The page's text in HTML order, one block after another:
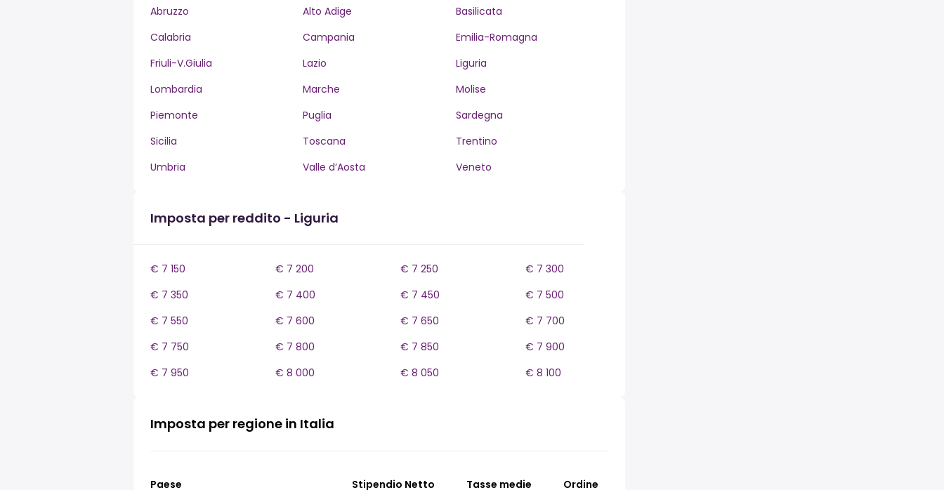
Abruzzo Alto Adige
Basilicata
Calabria
Campania
Emilia-Romagna
Friuli-V.Giulia
Lazio
Liguria
Lombardia
Marche
Molise
Piemonte
Puglia
Sardegna
Sicilia
Toscana
Trentino
Umbria
Valle d’Aosta Veneto
Imposta per reddito - Liguria
€ 7 150 € 7 200 € 7 250
€ 7 300
€ 7 350
€ 7 400 € 7 450
€ 7 500
€ 7 550
€ 7 600 € 7 650
€ 7 700
€ 7 750
€ 7 800 € 7 850
€ 7 900
€ 7 950
€ 8 000 € 8 050 € 8 100
Imposta per regione in Italia
Paese Stipendio Netto Tasse medie Ordine